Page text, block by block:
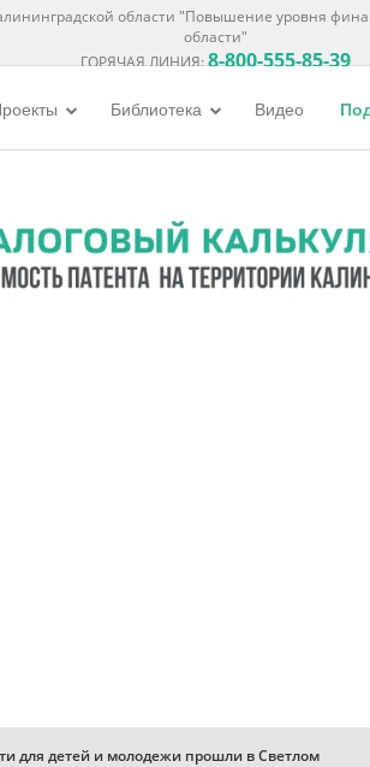
области "Повышение уровня
области"
ГОРЯЧАЯ ЛИНИЯ:8-800-555-85-39
Библиотека Видео
для детей и молодежи прошли в Светлом